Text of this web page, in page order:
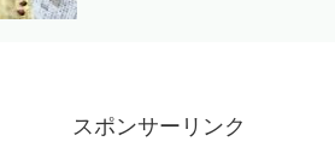
スポンサーリンク